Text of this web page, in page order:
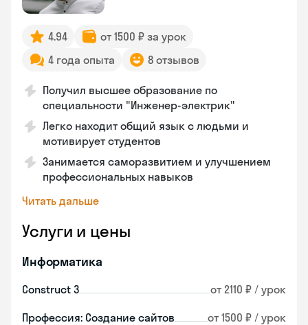
4.94
от 1500 ₽ за урок
4 года опыта
8 отзывов
Получил высшее образование по
специальности "Инженер-электрик"
Легко находит общий язык с людьми и
мотивирует студентов
Занимается саморазвитием и улучшением
профессиональных навыков
Читать дальше
Услуги и цены
Информатика
Construct 3 от 2110 ₽ / урок
Профессия: Создание сайтов от 1500 ₽ / урок